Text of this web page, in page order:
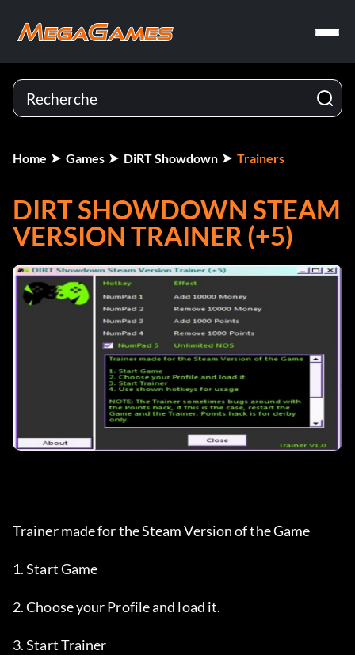
Home Games DiRT Showdown Trainers
DIRT SHOWDOWN STEAM
VERSION TRAINER (+5)
Trainer made for the Steam Version of the Game
1. Start Game
2. Choose your Profile and load it.
3. Start Trainer